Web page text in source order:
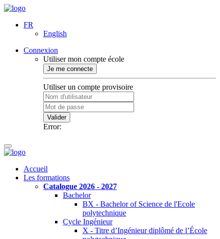
FR
English
Connexion
Utiliser mon compte école
Je me connecte
Utiliser un compte provisoire
Valider
Error:
Accueil
Les formations
Catalogue 2026 - 2027
Bachelor
BX - Bachelor of Science de l'Ecole
polytechnique
Cycle Ingénieur
X - Titre d’Ingénieur diplômé de l’École